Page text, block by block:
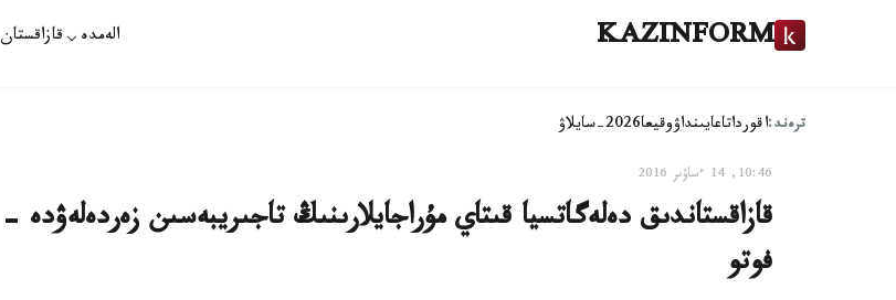
KAZINFORM الەمدە قازاقستان
ترەند:اقورداتاعايىنداۋوقيعا2026-سايلاۋ
10:46, 14 ءساۋىر 2016
قازاقستاندىق دەلەگاتسيا قىتاي مۇراجايلارىنىڭ تاجىريبەسىن زەردەلەۋدە -
فوتو